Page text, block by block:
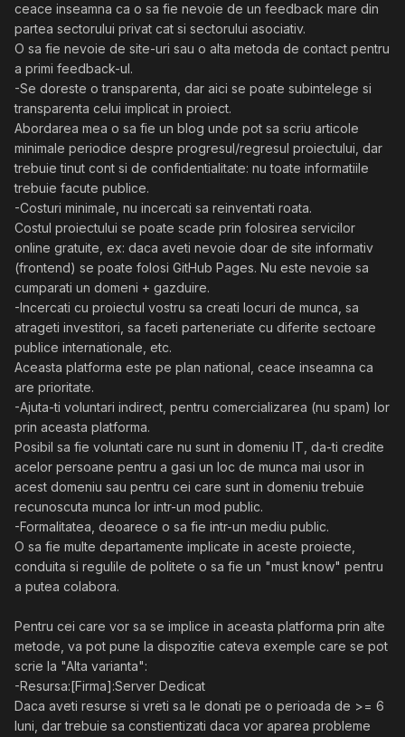
ceace inseamna ca o sa fie nevoie de un feedback mare din
partea sectorului privat cat si sectorului asociativ.
O sa fie nevoie de site-uri sau o alta metoda de contact pentru
a primi feedback-ul.
-Se doreste o transparenta, dar aici se poate subintelege si
transparenta celui implicat in proiect.
Abordarea mea o sa fie un blog unde pot sa scriu articole
minimale periodice despre progresul/regresul proiectului, dar
trebuie tinut cont si de confidentialitate: nu toate informatiile
trebuie facute publice.
-Costuri minimale, nu incercati sa reinventati roata.
Costul proiectului se poate scade prin folosirea servicilor
online gratuite, ex: daca aveti nevoie doar de site informativ
(frontend) se poate folosi GitHub Pages. Nu este nevoie sa
cumparati un domeni + gazduire.
-Incercati cu proiectul vostru sa creati locuri de munca, sa
atrageti investitori, sa faceti parteneriate cu diferite sectoare
publice internationale, etc.
Aceasta platforma este pe plan national, ceace inseamna ca
are prioritate.
-Ajuta-ti voluntari indirect, pentru comercializarea (nu spam) lor
prin aceasta platforma.
Posibil sa fie voluntati care nu sunt in domeniu IT, da-ti credite
acelor persoane pentru a gasi un loc de munca mai usor in
acest domeniu sau pentru cei care sunt in domeniu trebuie
recunoscuta munca lor intr-un mod public.
-Formalitatea, deoarece o sa fie intr-un mediu public.
O sa fie multe departamente implicate in aceste proiecte,
conduita si regulile de politete o sa fie un "must know" pentru
a putea colabora.
Pentru cei care vor sa se implice in aceasta platforma prin alte
metode, va pot pune la dispozitie cateva exemple care se pot
scrie la "Alta varianta":
-Resursa:[Firma]:Server Dedicat
Daca aveti resurse si vreti sa le donati pe o perioada de >= 6
luni, dar trebuie sa constientizati daca vor aparea probleme